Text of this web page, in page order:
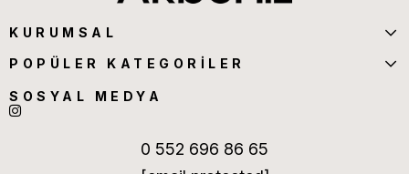
KURUMSAL
POPÜLER KATEGORİLER
SOSYAL MEDYA
0 552 696 86 65